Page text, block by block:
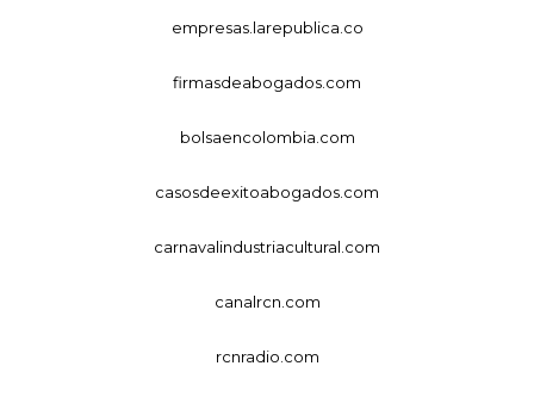
empresas.larepublica.co
firmasdeabogados.com
bolsaencolombia.com
casosdeexitoabogados.com
carnavalindustriacultural.com
canalrcn.com
rcnradio.com